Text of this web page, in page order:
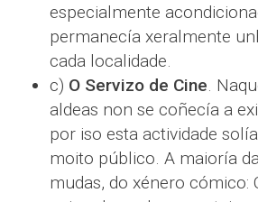
especialmente
permanecía xeralmente
cada localidade.
c) O Servizo de Cine.
aldeas non se coñecía a
por iso esta actividade
moito público. A maioría
mudas, do xénero cómico: